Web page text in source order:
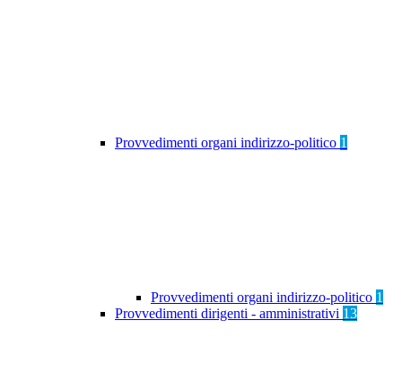
Provvedimenti organi indirizzo-politico 1
Provvedimenti organi indirizzo-politico 1
Provvedimenti dirigenti - amministrativi 13